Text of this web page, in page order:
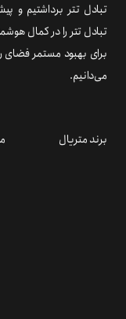
تبادل تتر برداشتیم و
تبادل تتر را در کمال
برای بهبود مستمر فضای
می‌دانیم.
برند متریال